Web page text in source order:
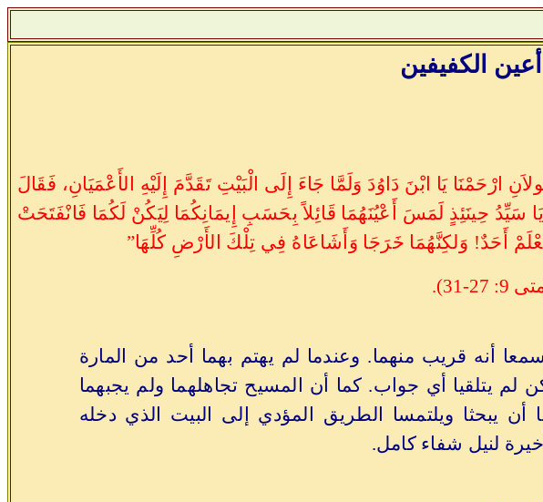
الكفيفين
ارْحَمْنَا يَا ابْنَ دَاوُدَ وَلَمَّا جَاءَ إِلَى الْبَيْتِ تَقَدَّمَ إِلَيْهِ الأَعْمَيَانِ، فَقَالَ
سَيِّدُ حِينَئِذٍ لَمَسَ أَعْيُنَهُمَا قَائِلاً بِحَسَبِ إِيمَانِكُمَا لِيَكُنْ لَكُمَا فَانْفَتَحَتْ
يَعْلَمْ أَحَدٌ! وَلكِنَّهُمَا خَرَجَا وَأَشَاعَاهُ فِي تِلْكَ الأَرْضِ كُلِّهَا”
9: 27-31).
أنه قريب منهما. وعندما لم يهتم بهما أحد من المارة
يتلقيا أي جواب. كما أن المسيح تجاهلهما ولم يجبهما
أن يبحثا ويلتمسا الطريق المؤدي إلى البيت الذي دخله
لنيل شفاء كامل.